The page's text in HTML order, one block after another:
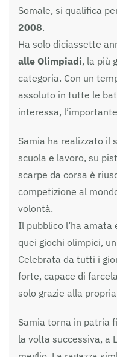
Somale, si qualifica
2008.
Ha solo diciassette
alle Olimpiadi, la più
categoria. Con un
assoluto in tutte le
interessa,
Samia ha realizzato il
scuola e lavoro, su
scarpe da corsa è
competizione al
volontà.
Il pubblico l’ha
quei giochi olimpici,
Celebrata da tutti i
forte, capace di
solo grazie alla
Samia torna in patria
la volta successiva, a